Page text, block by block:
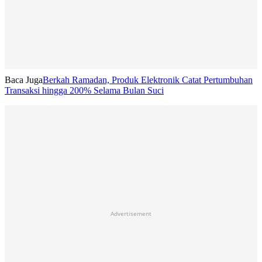
Baca JugaBerkah Ramadan, Produk Elektronik Catat Pertumbuhan
Transaksi hingga 200% Selama Bulan Suci
Advertisement